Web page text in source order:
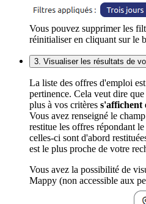
Vous pouvez supprimer les
réinitialiser en cliquant sur le
3. Visualiser les résultats de
La liste des offres d'emploi
pertinence. Cela veut dire
plus à vos critères s'affichent
Vous avez renseigné le
restitue les offres répondant
celles-ci sont d'abord
est le plus proche de votre
Vous avez la possibilité de
Mappy (non accessible aux